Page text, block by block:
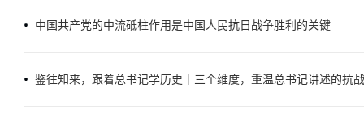
中国共产党的中流砥柱作用是中国人民抗日战争胜利的关键
鉴往知来，跟着总书记学历史｜三个维度，重温总书记讲述的抗